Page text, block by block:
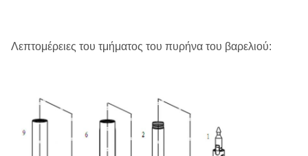
Λεπτομέρειες του τμήματος του πυρήνα του βαρελιού: